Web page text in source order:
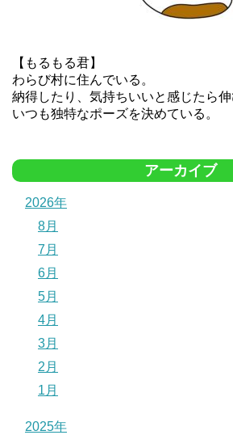
【もるもる君】
わらび村に住んでいる。
納得したり、気持ちいいと感じたら伸
いつも独特なポーズを決めている。
アーカイブ
2026年
8月
7月
6月
5月
4月
3月
2月
1月
2025年